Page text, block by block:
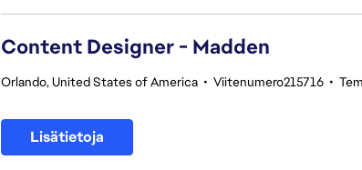
Content Designer - Madden
Orlando, United States of America • Viitenumero215716 •
Lisätietoja